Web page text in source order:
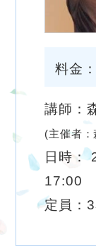
料金：
講師：
(主催者
日時：
17:00
定員：3